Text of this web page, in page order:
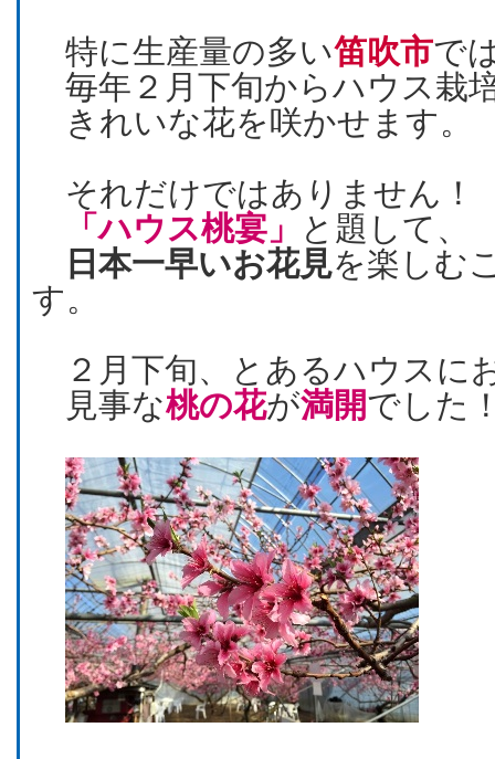
特に生産量の多い笛吹市で
毎年２月下旬からハウス栽
きれいな花を咲かせます。
それだけではありません！
「ハウス桃宴」
と題して、
日本一早いお花見を楽しむ
す。
２月下旬、とあるハウスに
見事な桃の花が満開でした